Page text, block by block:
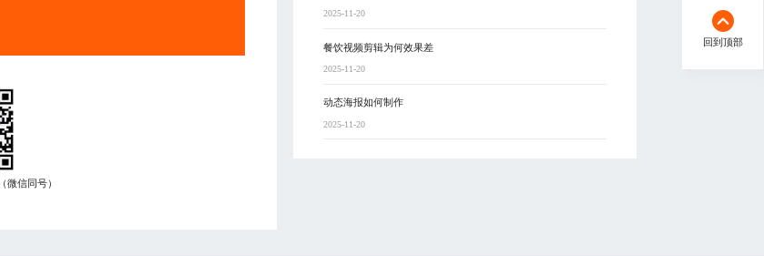
（微信同号）
2025-11-20
餐饮视频剪辑为何效果差
2025-11-20
动态海报如何制作
2025-11-20
回到顶部